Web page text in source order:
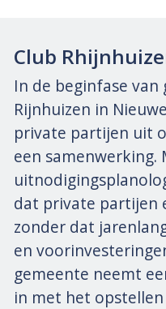
Club
In de beginfase
Rijnhuizen in
private partijen uit
een samenwerking.
dat private partijen
zonder dat
en
gemeente neemt
in met het opstellen